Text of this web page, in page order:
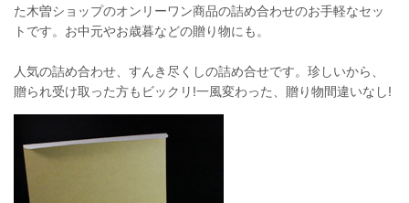
た木曽ショップのオンリーワン商品の詰め合わせのお手軽なセッ
トです。お中元やお歳暮などの贈り物にも。
人気の詰め合わせ、すんき尽くしの詰め合せです。珍しいから、
贈られ受け取った方もビックリ!一風変わった、贈り物間違いなし!